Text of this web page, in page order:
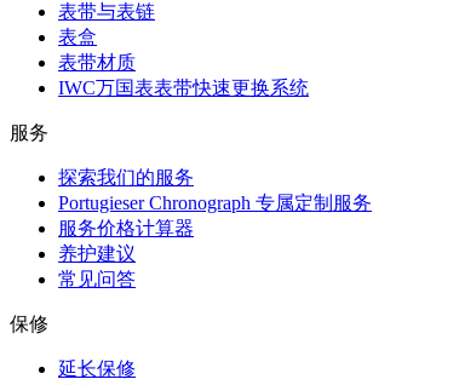
表带与表链
表盒
表带材质
IWC万国表表带快速更换系统
服务
探索我们的服务
Portugieser Chronograph 专属定制服务
服务价格计算器
养护建议
常见问答
保修
延长保修